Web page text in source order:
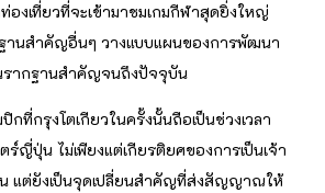
องเที่ยวที่จะเข้ามาชมเกมกีฬาสุดยิ่งใหญ่
านสำคัญอื่นๆ วางแบบแผนของการพัฒนา
รากฐานสำคัญจนถึงปัจจุบัน
กที่กรุงโตเกียวในครั้งนั้นถือเป็นช่วงเวลา
ญี่ปุ่น ไม่เพียงแต่เกียรติยศของการเป็นเจ้า
น แต่ยังเป็นจุดเปลี่ยนสำคัญที่ส่งสัญญาณให้